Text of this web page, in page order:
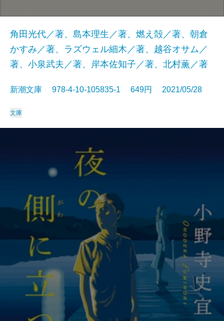
角田光代／著、島本理生／著、燃え殻／著、朝倉
かすみ／著、ラズウェル細木／著、越谷オサム／
著、小泉武夫／著、岸本佐知子／著、北村薫／著
新潮文庫 978-4-10-105835-1 649円 2021/05/28
文庫